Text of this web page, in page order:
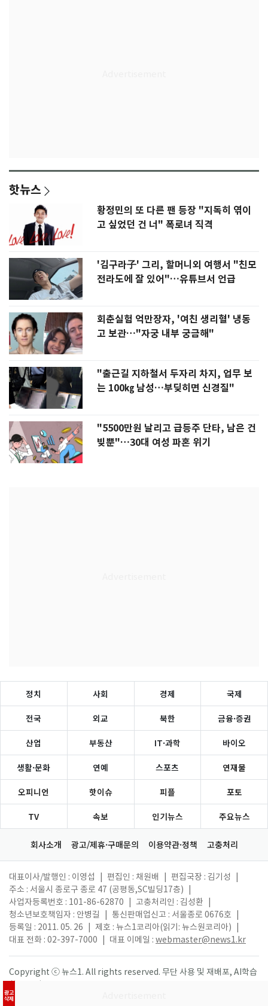
핫뉴스
황정민의 또 다른 팬 등장 "지독히 엮이
고 싶었던 건 너" 폭로녀 직격
'김구라子' 그리, 할머니외 여행서 "친모
전라도에 잘 있어"…유튜브서 언급
회춘실험 억만장자, '여친 생리혈' 냉동
고 보관…"자궁 내부 궁금해"
"출근길 지하철서 두자리 차지, 업무 보
는 100㎏ 남성…부딪히면 신경질"
"5500만원 날리고 급등주 단타, 남은 건
빚뿐"…30대 여성 파혼 위기
광고
삭제
정치 사회 경제 국제
전국 외교 북한 금융·증권
산업 부동산 IT·과학 바이오
생활·문화 연예 스포츠 연재물
오피니언 핫이슈 피플 포토
TV 속보 인기뉴스 주요뉴스
회사소개 광고/제휴·구매문의 이용약관·정책 고충처리
대표이사/발행인 : 이영섭 편집인 : 채원배 편집국장 : 김기성
주소 : 서울시 종로구 종로 47 (공평동,SC빌딩17층)
사업자등록번호 : 101-86-62870
고충처리인 : 김성환
청소년보호책임자 : 안병길
통신판매업신고 : 서울종로 0676호
등록일 : 2011. 05. 26
제호 : 뉴스1코리아(읽기: 뉴스원코리아)
대표 전화 : 02-397-7000
대표 이메일 : webmaster@news1.kr
Copyright ⓒ 뉴스1. All rights reserved. 무단 사용 및 재배포, AI학습